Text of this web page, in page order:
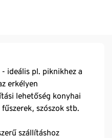
ideális pl. piknikhez a
erkélyen
lehetőség konyhai
szószok stb.
szállításhoz